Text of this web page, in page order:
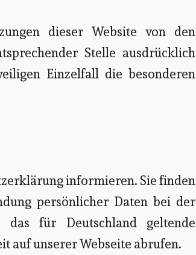
dieser Website von den
Stelle ausdrücklich
Einzelfall die besonderen
informieren. Sie finden
persönlicher Daten bei der
für Deutschland geltende
auf unserer Webseite abrufen.